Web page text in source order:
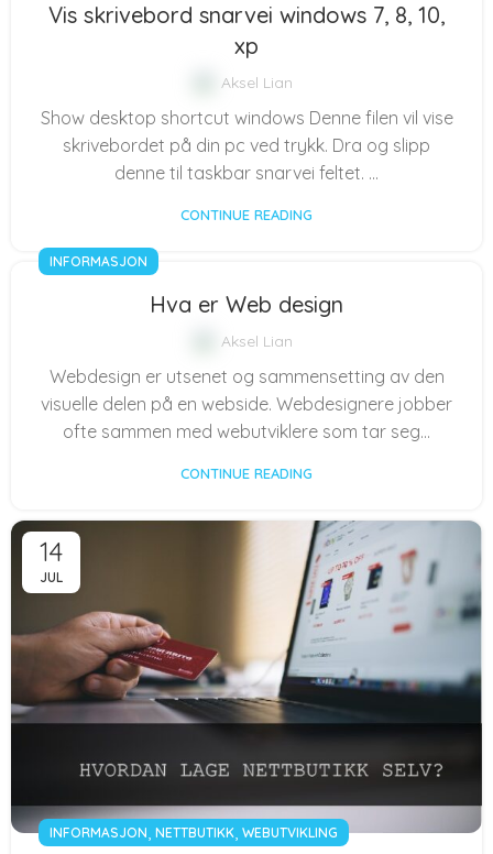
Vis skrivebord snarvei windows 7, 8, 10,
xp
Aksel Lian
Show desktop shortcut windows Denne filen vil vise
skrivebordet på din pc ved trykk. Dra og slipp
denne til taskbar snarvei feltet. ...
CONTINUE READING
INFORMASJON
Hva er Web design
Aksel Lian
Webdesign er utsenet og sammensetting av den
visuelle delen på en webside. Webdesignere jobber
ofte sammen med webutviklere som tar seg...
CONTINUE READING
14
JUL
INFORMASJON NETTBUTIKK WEBUTVIKLING